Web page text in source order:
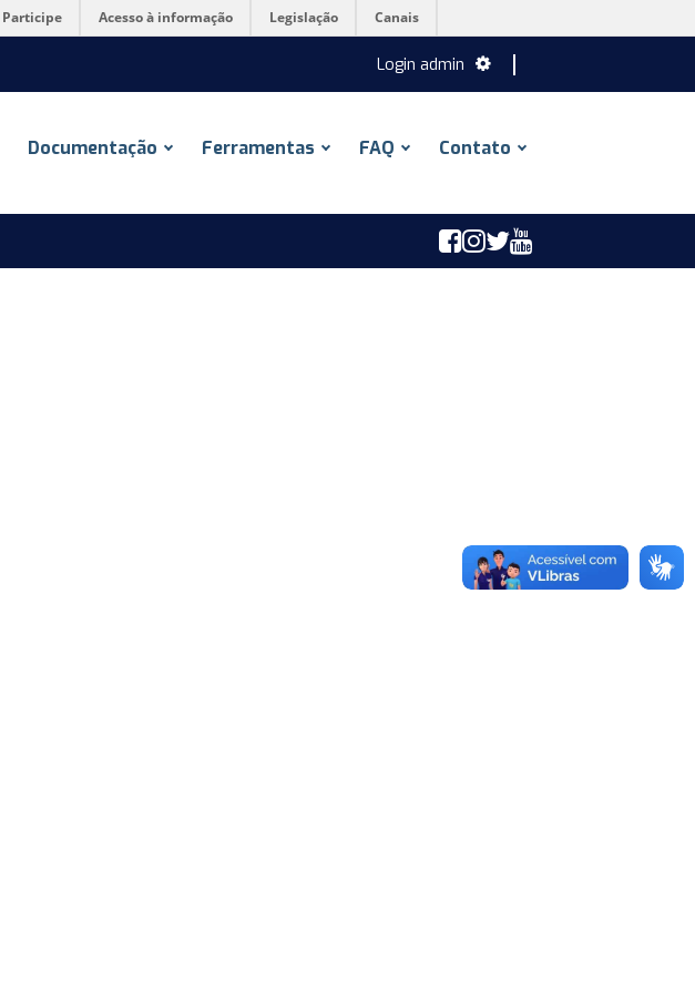
Participe Acesso à informação Legislação Canais
Login admin
Documentação Ferramentas FAQ Contato